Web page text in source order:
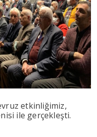
etkinliğimiz,
ile gerçekleşti.